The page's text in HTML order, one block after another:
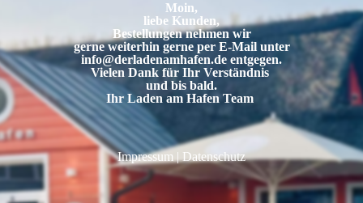
Moin,
liebe Kunden,
Bestellungen nehmen wir
gerne weiterhin gerne per E-Mail unter
info@derladenamhafen.de entgegen.
Vielen Dank für Ihr Verständnis
und bis bald.
Ihr Laden am Hafen Team
Impressum | Datenschutz